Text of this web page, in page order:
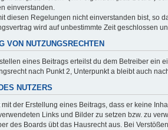
einverstanden.
diesen Regelungen nicht einverstanden bist, so
wird auf unbestimmte Zeit geschlossen
VON NUTZUNGSRECHTEN
eines Beitrags erteilst du dem Betreiber ein
nach Punkt 2, Unterpunkt a bleibt auch
NUTZERS
mit der Erstellung eines Beitrags, dass er keine
Links und Bilder zu setzen bzw. zu
des Boards übt das Hausrecht aus. Bei